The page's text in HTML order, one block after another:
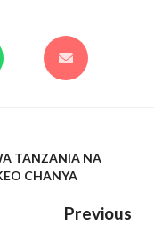
TANZANIA NA
CHANYA
Previous